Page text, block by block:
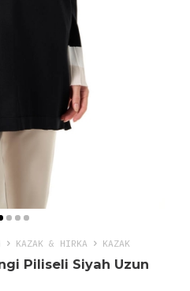
KAZAK & HIRKA KAZAK
Piliseli Siyah Uzun